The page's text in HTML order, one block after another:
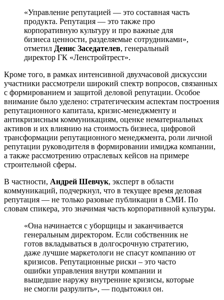
«Управление репутацией — это составная часть
продукта. Репутация — это также про
корпоративную культуру и про важные для
бизнеса ценности, разделяемые сотрудниками»,
отметил Денис Заседателев, генеральный
директор ГК «Ленстройтрест».
Кроме того, в рамках интенсивной двухчасовой дискуссии
участники рассмотрели широкий спектр вопросов, связанных
с формированием и защитой деловой репутации. Особое
внимание было уделено: стратегическим аспектам построения
репутационного капитала, кризис-менеджменту и
антикризисным коммуникациям, оценке нематериальных
активов и их влиянию на стоимость бизнеса, цифровой
трансформации репутационного менеджмента, роли личной
репутации руководителя в формировании имиджа компании,
а также рассмотрению отраслевых кейсов на примере
строительной сферы.
В частности, Андрей Шевчук, эксперт в области
коммуникаций, подчеркнул, что в текущее время деловая
репутация — не только разовые публикации в СМИ. По
словам спикера, это значимая часть корпоративной культуры.
«Она начинается с уборщицы и заканчивается
генеральным директором. Если собственник не
готов вкладываться в долгосрочную стратегию,
даже лучшие маркетологи не спасут компанию от
кризисов. Репутационные риски – это часто
ошибки управления внутри компании и
вышедшие наружу внутренние кризисы, которые
не смогли разрулить», — подытожил он.